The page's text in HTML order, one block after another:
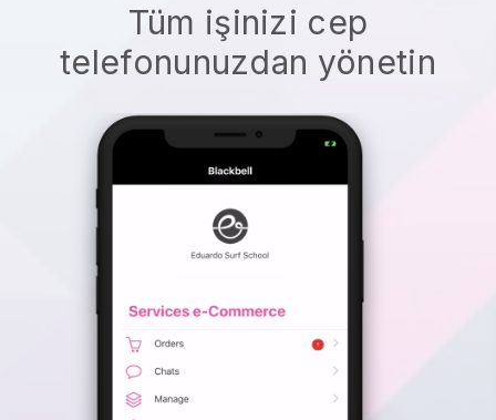
Tüm işinizi cep
telefonunuzdan yönetin